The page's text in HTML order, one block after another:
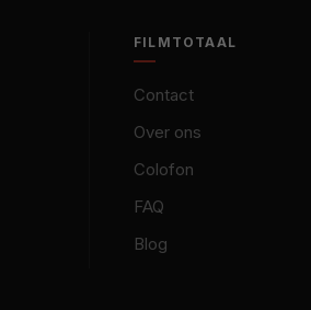
FILMTOTAAL
Contact
Over ons
Colofon
FAQ
Blog